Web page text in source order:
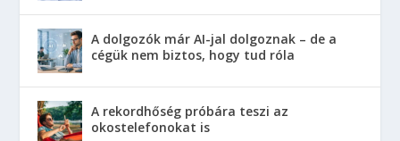
A dolgozók már AI-jal dolgoznak – de a
cégük nem biztos, hogy tud róla
A rekordhőség próbára teszi az
okostelefonokat is